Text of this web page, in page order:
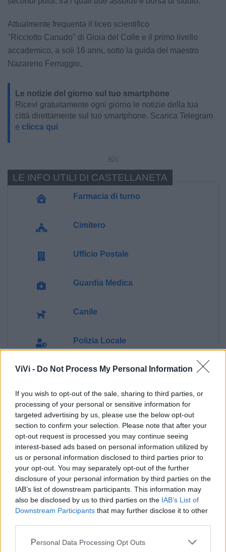
ViVi - Do Not Process My Personal Information
If you wish to opt-out of the sale, sharing to third parties, or
processing of your personal or sensitive information for
targeted advertising by us, please use the below opt-out
section to confirm your selection. Please note that after your
opt-out request is processed you may continue seeing
interest-based ads based on personal information utilized by
us or personal information disclosed to third parties prior to
your opt-out. You may separately opt-out of the further
disclosure of your personal information by third parties on the
IAB’s list of downstream participants. This information may
also be disclosed by us to third parties on the IAB’s List of
Downstream Participants that may further disclose it to other
Personal Data Processing Opt Outs
Attualmente frequenta il liceo scientifico
"Ricciotto Canudo" di Gioia del Colle e il primo livello
accademico, a soli 16 anni, sotto la guida del maestro
Nazareno Ferruggio.
Le notizie del giorno sul tuo smartphone
Ricevi gratuitamente ogni giorno le notizie della tua
città direttamente sul tuo smartphone. Scarica Telegram
e clicca qui
Farmacia di turno
Cimitero
Ufficio Postale
Guardia Medica
Canile
Polizia Locale
Pubblica illuminazione
Ecocentro e rifiuti
LE INFO UTILI DI CASTELLANETA